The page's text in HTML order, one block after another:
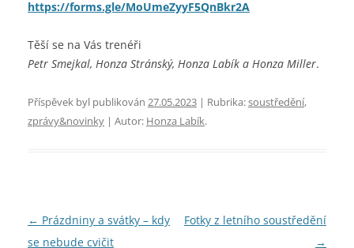
https://forms.gle/MoUmeZyyF5QnBkr2A
Těší se na Vás trenéři
Petr Smejkal, Honza Stránský, Honza Labík a Honza Miller.
Příspěvek byl publikován 27.05.2023 | Rubrika:soustředění,
zprávy&novinky | Autor: Honza Labík.
Navigace
pro
← Prázdniny a svátky – kdy
se nebude cvičit
Fotky z letního soustředění
→